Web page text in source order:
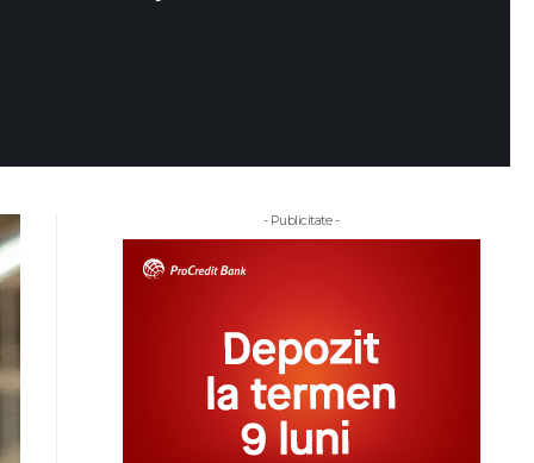
- Publicitate -